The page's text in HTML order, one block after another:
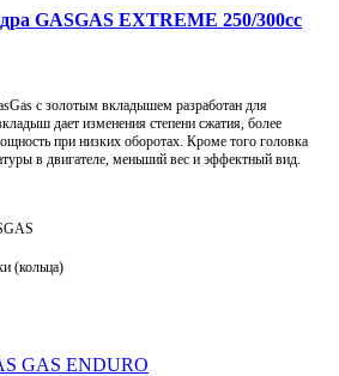
GASGAS EXTREME 250/300cc
с золотым вкладышем разработан для
дает изменения степени сжатия, более
при низких оборотах. Кроме того головка
в двигателе, меньший вес и эффектный вид.
(кольца)